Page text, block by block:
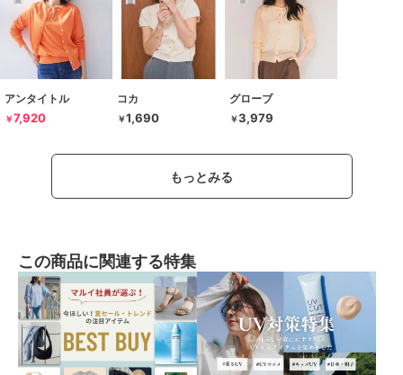
アンタイトル
￥7,920
コカ
￥1,690
グローブ
￥3,979
もっとみる
この商品に関連する特集